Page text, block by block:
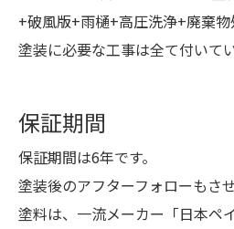
+破風版+雨樋+高圧洗浄+廃棄物
塗装に必要な工事は全て付いて
保証期間
保証期間は6年です。
塗装後のアフターフォローもさ
塗料は、一流メーカー「日本ペ